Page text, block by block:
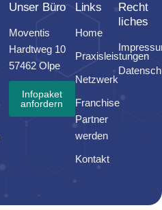
Unser Büro
Moventis
Hardtweg 10
57462 Olpe
Infopaket
anfordern
Links
Home
Praxisleistungen
Netzwerk
Franchise
Partner
werden
Kontakt
Recht
liches